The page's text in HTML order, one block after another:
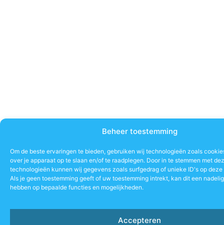
Beheer toestemming
Om de beste ervaringen te bieden, gebruiken wij technologieën zoals
over je apparaat op te slaan en/of te raadplegen. Door in te stemmen met
technologieën kunnen wij gegevens zoals surfgedrag of unieke ID's op
Als je geen toestemming geeft of uw toestemming intrekt, kan dit een
hebben op bepaalde functies en mogelijkheden.
Accepteren